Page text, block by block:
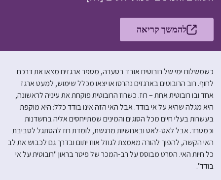
להמשך קריאה
כשמשלוח ימי של רובוטים אובד בסערה, מספר ארגזים מצאו את דרכם
לחוף. רוב הרובוטים בארגזים נהרסו או יצאו מכלל שימוש, למעט ארגז
אחד ובו רובוטית אחת – רוז. כשרוז הרובוטית פוקחת את עיניה לראשונה,
היא מגלה שהיא על אי בודד. אבל האי הזה אינו בודד כלל: היא מוקפת
בעשרות בעלי חיים מכל הסוגים והמינים שמתייחסים אליה בחשדנות
וכמטרד. אבל לאט-לאט ובאנושיות מרגשת, לומדת רוז להסתגל לסביבת
האי הקשה, להפוך להורה מאמצת לגוזל אווז יתום ובדרך גם לכבוש את לב
כל חיות האי. הסרט מבוסס על רב-המכר של פיטר בראון "רובוטית על אי
בודד".